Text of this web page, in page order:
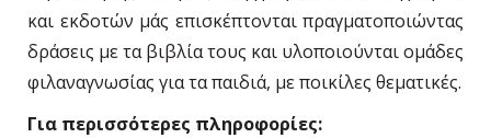
και εκδοτών μάς επισκέπτονται πραγματοποιώντας
δράσεις με τα βιβλία τους και υλοποιούνται ομάδες
φιλαναγνωσίας για τα παιδιά, με ποικίλες θεματικές.
Για περισσότερες πληροφορίες: